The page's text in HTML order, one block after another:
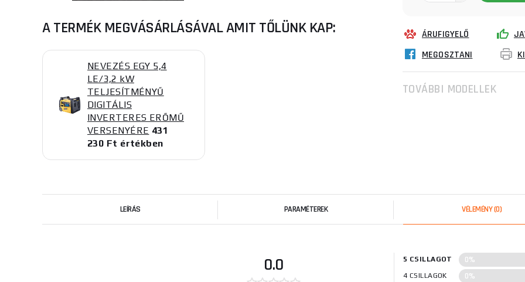
A TERMÉK MEGVÁSÁRLÁSÁVAL AMIT TŐLÜNK KAP:
NEVEZÉS EGY 5,4
LE/3,2 kW
TELJESÍTMÉNYŰ
DIGITÁLIS
INVERTERES ERŐMŰ
VERSENYÉRE 431
230 Ft értékben
ÁRUFIGYELŐ
MEGOSZTANI
TOVÁBBI MODELLEK
LEÍRÁS PARAMÉTEREK VÉLEMÉNY(0)
0.0 5 CSILLAGOT 0%
4 CSILLAGOK 0%